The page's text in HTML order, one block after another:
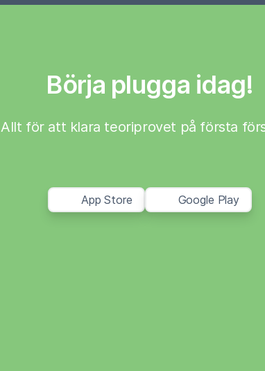
Börja plugga idag!
Allt för att klara teoriprovet på första
App Store Google Play